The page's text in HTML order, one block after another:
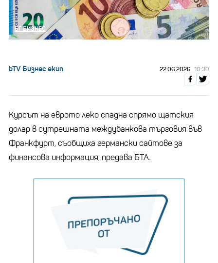
БГ БИЗНЕС
bTV Бизнес екип 22.06.2026 10:30
Курсът на еврото леко спадна спрямо щатския
долар в сутрешната междубанкова търговия във
Франкфурт, съобщиха германски сайтове за
финансова информация, предава БТА.